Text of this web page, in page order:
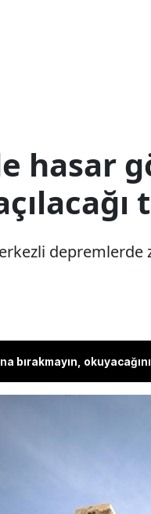
hasar
depremlerde
bırakmayın,